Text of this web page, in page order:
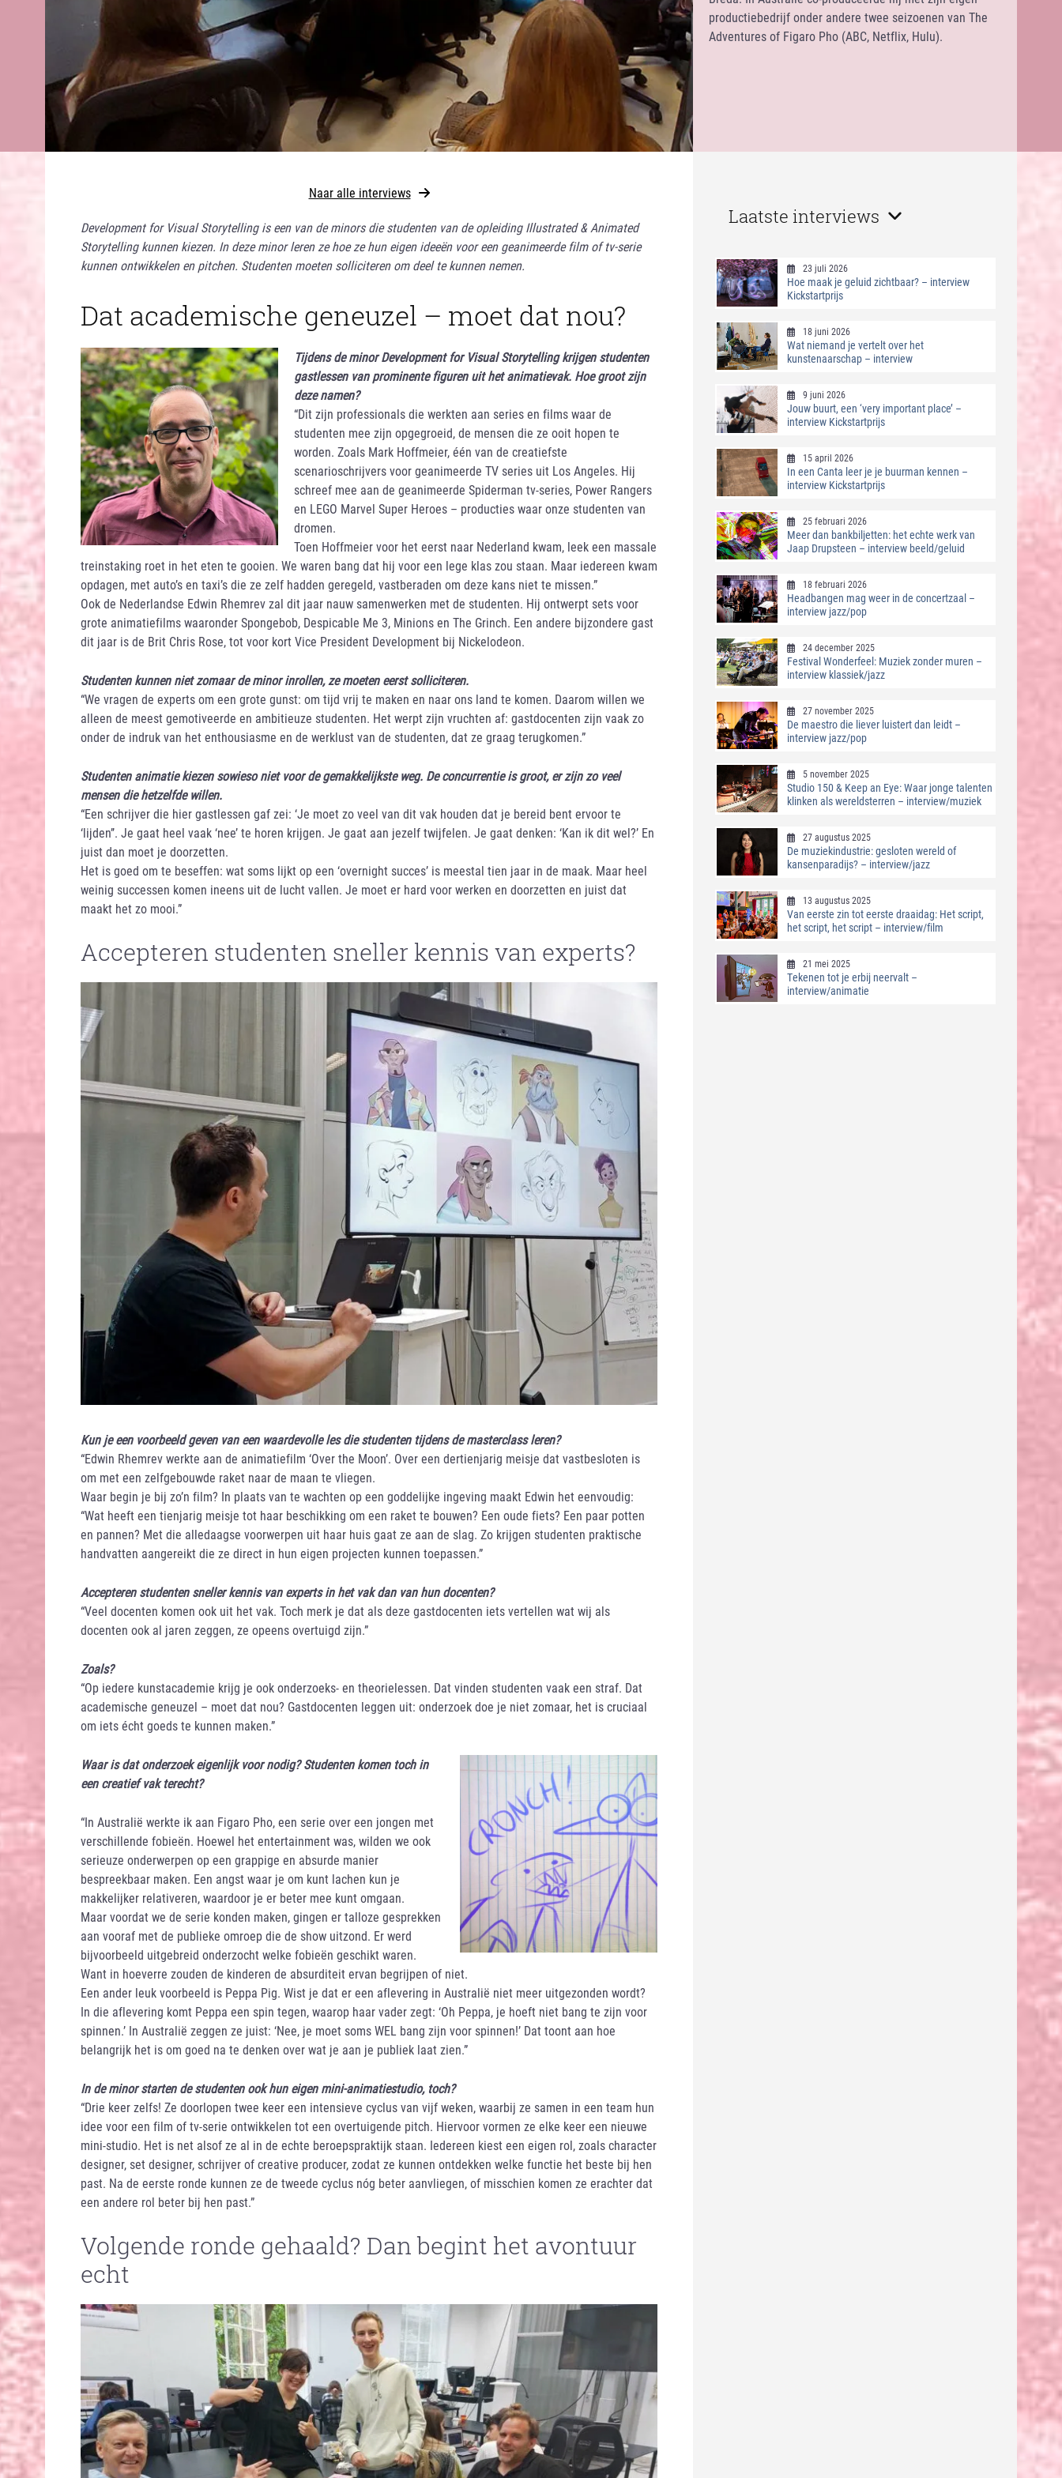
productiebedrijf onder andere twee seizoenen van The
Adventures of Figaro Pho (ABC, Netflix, Hulu).
Naar alle interviews
Development for Visual Storytelling is een van de minors die studenten van de opleiding Illustrated & Animated
Storytelling kunnen kiezen. In deze minor leren ze hoe ze hun eigen ideeën voor een geanimeerde film of tv-serie
kunnen ontwikkelen en pitchen. Studenten moeten solliciteren om deel te kunnen nemen.
Dat academische geneuzel – moet dat nou?
Tijdens de minor Development for Visual Storytelling krijgen studenten
gastlessen van prominente figuren uit het animatievak. Hoe groot zijn
deze namen?
“Dit zijn professionals die werkten aan series en films waar de
studenten mee zijn opgegroeid, de mensen die ze ooit hopen te
worden. Zoals Mark Hoffmeier, één van de creatiefste
scenarioschrijvers voor geanimeerde TV series uit Los Angeles. Hij
schreef mee aan de geanimeerde Spiderman tv-series, Power Rangers
en LEGO Marvel Super Heroes – producties waar onze studenten van
dromen.
Toen Hoffmeier voor het eerst naar Nederland kwam, leek een massale
treinstaking roet in het eten te gooien. We waren bang dat hij voor een lege klas zou staan. Maar iedereen kwam
opdagen, met auto’s en taxi’s die ze zelf hadden geregeld, vastberaden om deze kans niet te missen.”
Ook de Nederlandse Edwin Rhemrev zal dit jaar nauw samenwerken met de studenten. Hij ontwerpt sets voor
grote animatiefilms waaronder Spongebob, Despicable Me 3, Minions en The Grinch. Een andere bijzondere gast
dit jaar is de Brit Chris Rose, tot voor kort Vice President Development bij Nickelodeon.
Studenten kunnen niet zomaar de minor inrollen, ze moeten eerst solliciteren.
“We vragen de experts om een grote gunst: om tijd vrij te maken en naar ons land te komen. Daarom willen we
alleen de meest gemotiveerde en ambitieuze studenten. Het werpt zijn vruchten af: gastdocenten zijn vaak zo
onder de indruk van het enthousiasme en de werklust van de studenten, dat ze graag terugkomen.”
Studenten animatie kiezen sowieso niet voor de gemakkelijkste weg. De concurrentie is groot, er zijn zo veel
mensen die hetzelfde willen.
“Een schrijver die hier gastlessen gaf zei: ‘Je moet zo veel van dit vak houden dat je bereid bent ervoor te
‘lijden’’. Je gaat heel vaak ‘nee’ te horen krijgen. Je gaat aan jezelf twijfelen. Je gaat denken: ‘Kan ik dit wel?’ En
juist dan moet je doorzetten.
Het is goed om te beseffen: wat soms lijkt op een ‘overnight succes’ is meestal tien jaar in de maak. Maar heel
weinig successen komen ineens uit de lucht vallen. Je moet er hard voor werken en doorzetten en juist dat
maakt het zo mooi.”
Accepteren studenten sneller kennis van experts?
Kun je een voorbeeld geven van een waardevolle les die studenten tijdens de masterclass leren?
“Edwin Rhemrev werkte aan de animatiefilm ‘Over the Moon’. Over een dertienjarig meisje dat vastbesloten is
om met een zelfgebouwde raket naar de maan te vliegen.
Waar begin je bij zo’n film? In plaats van te wachten op een goddelijke ingeving maakt Edwin het eenvoudig:
“Wat heeft een tienjarig meisje tot haar beschikking om een raket te bouwen? Een oude fiets? Een paar potten
en pannen? Met die alledaagse voorwerpen uit haar huis gaat ze aan de slag. Zo krijgen studenten praktische
handvatten aangereikt die ze direct in hun eigen projecten kunnen toepassen.”
Accepteren studenten sneller kennis van experts in het vak dan van hun docenten?
“Veel docenten komen ook uit het vak. Toch merk je dat als deze gastdocenten iets vertellen wat wij als
docenten ook al jaren zeggen, ze opeens overtuigd zijn.”
Zoals?
“Op iedere kunstacademie krijg je ook onderzoeks- en theorielessen. Dat vinden studenten vaak een straf. Dat
academische geneuzel – moet dat nou? Gastdocenten leggen uit: onderzoek doe je niet zomaar, het is cruciaal
om iets écht goeds te kunnen maken.”
Waar is dat onderzoek eigenlijk voor nodig? Studenten komen toch in
een creatief vak terecht?
“In Australië werkte ik aan Figaro Pho, een serie over een jongen met
verschillende fobieën. Hoewel het entertainment was, wilden we ook
serieuze onderwerpen op een grappige en absurde manier
bespreekbaar maken. Een angst waar je om kunt lachen kun je
makkelijker relativeren, waardoor je er beter mee kunt omgaan.
Maar voordat we de serie konden maken, gingen er talloze gesprekken
aan vooraf met de publieke omroep die de show uitzond. Er werd
bijvoorbeeld uitgebreid onderzocht welke fobieën geschikt waren.
Want in hoeverre zouden de kinderen de absurditeit ervan begrijpen of niet.
Een ander leuk voorbeeld is Peppa Pig. Wist je dat er een aflevering in Australië niet meer uitgezonden wordt?
In die aflevering komt Peppa een spin tegen, waarop haar vader zegt: ‘Oh Peppa, je hoeft niet bang te zijn voor
spinnen.’ In Australië zeggen ze juist: ‘Nee, je moet soms WEL bang zijn voor spinnen!’ Dat toont aan hoe
belangrijk het is om goed na te denken over wat je aan je publiek laat zien.”
In de minor starten de studenten ook hun eigen mini-animatiestudio, toch?
“Drie keer zelfs! Ze doorlopen twee keer een intensieve cyclus van vijf weken, waarbij ze samen in een team hun
idee voor een film of tv-serie ontwikkelen tot een overtuigende pitch. Hiervoor vormen ze elke keer een nieuwe
mini-studio. Het is net alsof ze al in de echte beroepspraktijk staan. Iedereen kiest een eigen rol, zoals character
designer, set designer, schrijver of creative producer, zodat ze kunnen ontdekken welke functie het beste bij hen
past. Na de eerste ronde kunnen ze de tweede cyclus nóg beter aanvliegen, of misschien komen ze erachter dat
een andere rol beter bij hen past.”
Volgende ronde gehaald? Dan begint het avontuur
echt
Laatste interviews
23 juli 2026
Hoe maak je geluid zichtbaar? – interview
Kickstartprijs
18 juni 2026
Wat niemand je vertelt over het
kunstenaarschap – interview
9 juni 2026
Jouw buurt, een ‘very important place’ –
interview Kickstartprijs
15 april 2026
In een Canta leer je je buurman kennen –
interview Kickstartprijs
25 februari 2026
Meer dan bankbiljetten: het echte werk van
Jaap Drupsteen – interview beeld/geluid
18 februari 2026
Headbangen mag weer in de concertzaal –
interview jazz/pop
24 december 2025
Festival Wonderfeel: Muziek zonder muren –
interview klassiek/jazz
27 november 2025
De maestro die liever luistert dan leidt –
interview jazz/pop
5 november 2025
Studio 150 & Keep an Eye: Waar jonge talenten
klinken als wereldsterren – interview/muziek
27 augustus 2025
De muziekindustrie: gesloten wereld of
kansenparadijs? – interview/jazz
13 augustus 2025
Van eerste zin tot eerste draaidag: Het script,
het script, het script – interview/film
21 mei 2025
Tekenen tot je erbij neervalt –
interview/animatie